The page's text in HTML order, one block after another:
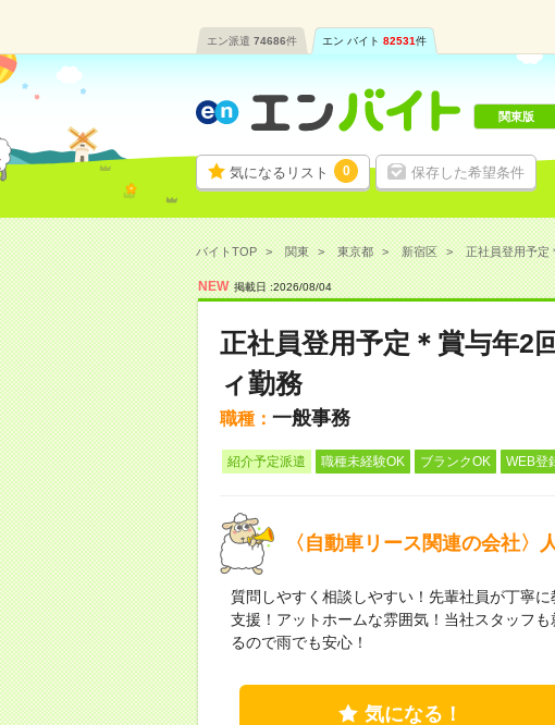
エン派遣 74686件 エン バイト 82531件
気になるリスト 0 保存した希望条件
関東版
バイトTOP 関東 東京都 新宿区 正社員登用予定
NEW 掲載日 :2026/08/04
正社員登用予定＊賞与年2
ィ勤務
職種： 一般事務
紹介予定派遣 職種未経験OK ブランクOK WEB登
〈自動車リース関連の会社〉
質問しやすく相談しやすい！先輩社員が丁寧
支援！アットホームな雰囲気！当社スタッフ
るので雨でも安心！
気になる！